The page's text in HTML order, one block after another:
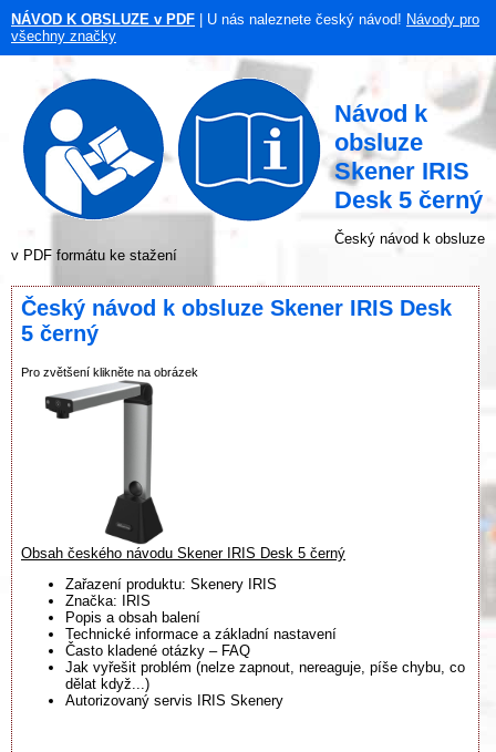
NÁVOD K OBSLUZE v PDF | U nás naleznete český návod! Návody pro
všechny značky
Návod k
obsluze
Skener IRIS
Desk 5 černý
Český návod k obsluze
v PDF formátu ke stažení
Český návod k obsluze Skener IRIS Desk
5 černý
Pro zvětšení klikněte na obrázek
Obsah českého návodu Skener IRIS Desk 5 černý
Zařazení produktu: Skenery IRIS
Značka: IRIS
Popis a obsah balení
Technické informace a základní nastavení
Často kladené otázky – FAQ
Jak vyřešit problém (nelze zapnout, nereaguje, píše chybu, co
dělat když...)
Autorizovaný servis IRIS Skenery